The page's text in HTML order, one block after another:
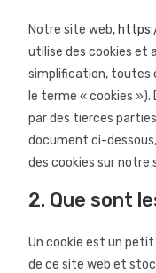
Notre site web,
utilise des cookies et
simplification, toutes
le terme « cookies
par des tierces
document ci-
des cookies sur notre
2. Que sont
Un cookie est un
de ce site web et